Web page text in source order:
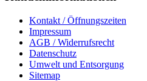
Kontakt / Öffnungszeiten
Impressum
AGB / Widerrufsrecht
Datenschutz
Umwelt und Entsorgung
Sitemap